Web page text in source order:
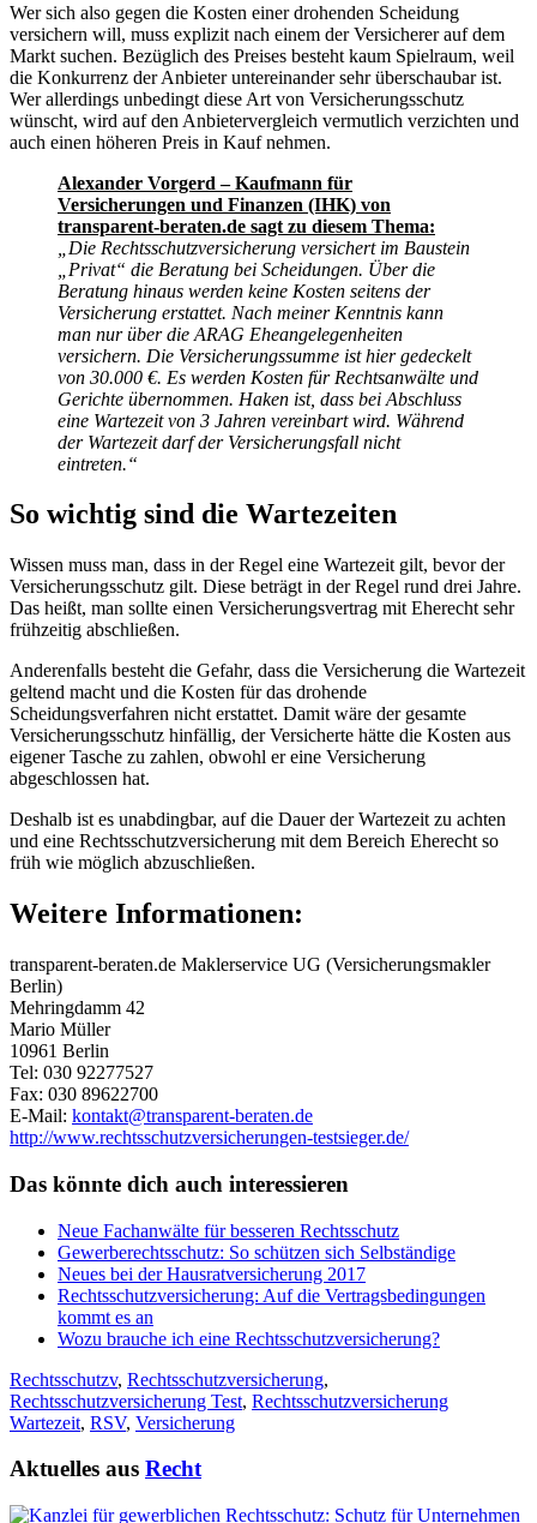
Wer sich also gegen die Kosten einer drohenden Scheidung
versichern will, muss explizit nach einem der Versicherer auf dem
Markt suchen. Bezüglich des Preises besteht kaum Spielraum, weil
die Konkurrenz der Anbieter untereinander sehr überschaubar ist.
Wer allerdings unbedingt diese Art von Versicherungsschutz
wünscht, wird auf den Anbietervergleich vermutlich verzichten und
auch einen höheren Preis in Kauf nehmen.
Alexander Vorgerd – Kaufmann für
Versicherungen und Finanzen (IHK) von
transparent-beraten.de sagt zu diesem Thema:
„Die Rechtsschutzversicherung versichert im Baustein
„Privat“ die Beratung bei Scheidungen. Über die
Beratung hinaus werden keine Kosten seitens der
Versicherung erstattet. Nach meiner Kenntnis kann
man nur über die ARAG Eheangelegenheiten
versichern. Die Versicherungssumme ist hier gedeckelt
von 30.000 €. Es werden Kosten für Rechtsanwälte und
Gerichte übernommen. Haken ist, dass bei Abschluss
eine Wartezeit von 3 Jahren vereinbart wird. Während
der Wartezeit darf der Versicherungsfall nicht
eintreten.“
So wichtig sind die Wartezeiten
Wissen muss man, dass in der Regel eine Wartezeit gilt, bevor der
Versicherungsschutz gilt. Diese beträgt in der Regel rund drei Jahre.
Das heißt, man sollte einen Versicherungsvertrag mit Eherecht sehr
frühzeitig abschließen.
Anderenfalls besteht die Gefahr, dass die Versicherung die Wartezeit
geltend macht und die Kosten für das drohende
Scheidungsverfahren nicht erstattet. Damit wäre der gesamte
Versicherungsschutz hinfällig, der Versicherte hätte die Kosten aus
eigener Tasche zu zahlen, obwohl er eine Versicherung
abgeschlossen hat.
Deshalb ist es unabdingbar, auf die Dauer der Wartezeit zu achten
und eine Rechtsschutzversicherung mit dem Bereich Eherecht so
früh wie möglich abzuschließen.
Weitere Informationen:
transparent-beraten.de Maklerservice UG (Versicherungsmakler
Berlin)
Mehringdamm 42
Mario Müller
10961 Berlin
Tel: 030 92277527
Fax: 030 89622700
E-Mail: kontakt@transparent-beraten.de
http://www.rechtsschutzversicherungen-testsieger.de/
Das könnte dich auch interessieren
Neue Fachanwälte für besseren Rechtsschutz
Gewerberechtsschutz: So schützen sich Selbständige
Neues bei der Hausratversicherung 2017
Rechtsschutzversicherung: Auf die Vertragsbedingungen
kommt es an
Wozu brauche ich eine Rechtsschutzversicherung?
Rechtsschutzv, Rechtsschutzversicherung,
Rechtsschutzversicherung Test, Rechtsschutzversicherung
Wartezeit, RSV, Versicherung
Aktuelles aus Recht